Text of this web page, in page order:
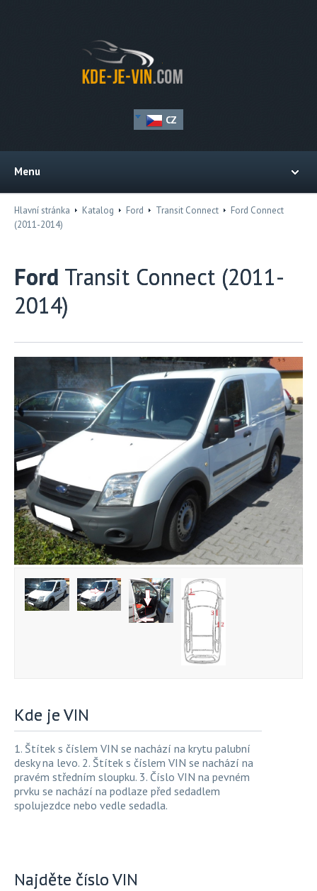
CZ
Menu
Hlavní stránka Katalog Ford Transit Connect
Ford Connect
(2011-2014)
Ford Transit Connect (2011-
2014)
Kde je VIN
1. Štítek s číslem VIN se nachází na krytu palubní
desky na levo. 2. Štítek s číslem VIN se nachází na
pravém středním sloupku. 3. Číslo VIN na pevném
prvku se nachází na podlaze před sedadlem
spolujezdce nebo vedle sedadla.
Najděte číslo VIN